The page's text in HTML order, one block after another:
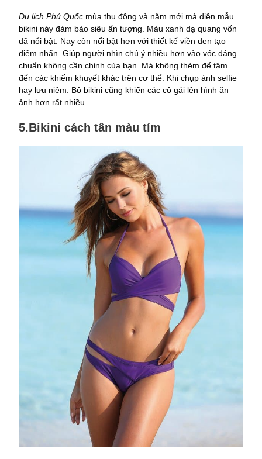
Du lịch Phú Quốc mùa thu đông và năm mới mà diện mẫu
bikini này đảm bảo siêu ấn tượng. Màu xanh dạ quang vốn
đã nổi bật. Nay còn nổi bật hơn với thiết kế viền đen tạo
điểm nhấn. Giúp người nhìn chú ý nhiều hơn vào vóc dáng
chuẩn không cần chỉnh của bạn. Mà không thèm để tâm
đến các khiếm khuyết khác trên cơ thể. Khi chụp ảnh selfie
hay lưu niệm. Bộ bikini cũng khiến các cô gái lên hình ăn
ảnh hơn rất nhiều.
5.Bikini cách tân màu tím